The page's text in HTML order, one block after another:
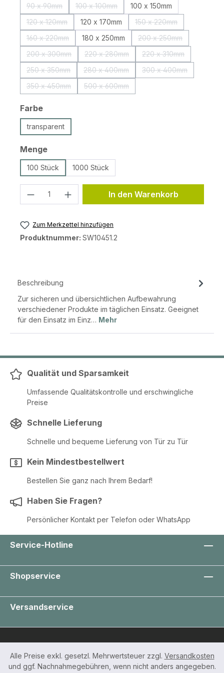
90 x 90mm 100 x 100mm
100 x 150mm
120 x 120mm
120 x 170mm 150 x 220mm
160 x 220mm 180 x 250mm 200 x 250mm
200 x 300mm 220 x 280mm 220 x 310mm
250 x 350mm 280 x 400mm 300 x 400mm
350 x 450mm 500 x 600mm
Farbeauswählen
transparent
Mengeauswählen
100 Stück 1000 Stück
Produkt Anzahl: Gib den
In den Warenkorb
Zum Merkzettel hinzufügen
Produktnummer: SW10451.2
Beschreibung
Zur sicheren und übersichtlichen Aufbewahrung
verschiedener Produkte im täglichen Einsatz. Geeignet
für den Einsatz im Einz… Mehr
Qualität und Sparsamkeit
Umfassende Qualitätskontrolle und erschwingliche
Preise
Schnelle Lieferung
Schnelle und bequeme Lieferung von Tür zu Tür
Kein Mindestbestellwert
Bestellen Sie ganz nach Ihrem Bedarf!
Haben Sie Fragen?
Persönlicher Kontakt per Telefon oder WhatsApp
Service-Hotline
Shopservice
Versandservice
Alle Preise exkl. gesetzl. Mehrwertsteuer zzgl. Versandkosten
und ggf. Nachnahmegebühren, wenn nicht anders angegeben.